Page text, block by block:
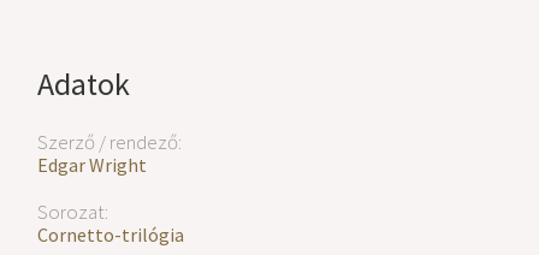
Adatok
Szerző / rendező:
Edgar Wright
Sorozat:
Cornetto-trilógia